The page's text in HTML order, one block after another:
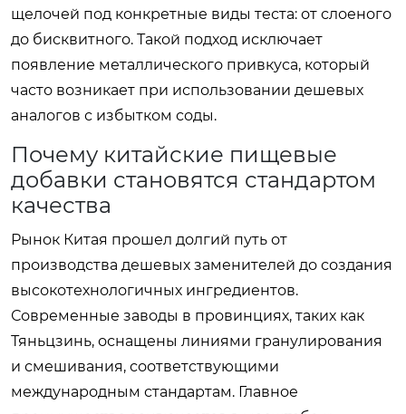
щелочей под конкретные виды теста: от слоеного
до бисквитного. Такой подход исключает
появление металлического привкуса, который
часто возникает при использовании дешевых
аналогов с избытком соды.
Почему китайские пищевые
добавки становятся стандартом
качества
Рынок Китая прошел долгий путь от
производства дешевых заменителей до создания
высокотехнологичных ингредиентов.
Современные заводы в провинциях, таких как
Тяньцзинь, оснащены линиями гранулирования
и смешивания, соответствующими
международным стандартам. Главное